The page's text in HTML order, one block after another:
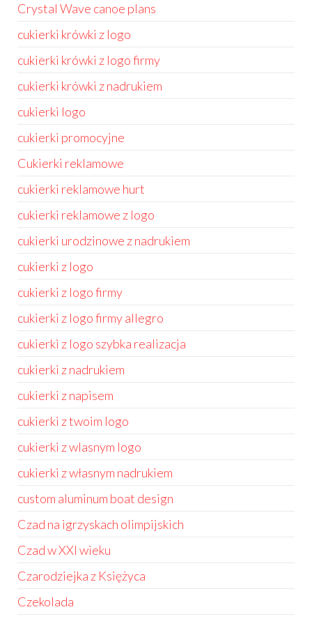
Crystal Wave canoe plans
cukierki krówki z logo
cukierki krówki z logo firmy
cukierki krówki z nadrukiem
cukierki logo
cukierki promocyjne
Cukierki reklamowe
cukierki reklamowe hurt
cukierki reklamowe z logo
cukierki urodzinowe z nadrukiem
cukierki z logo
cukierki z logo firmy
cukierki z logo firmy allegro
cukierki z logo szybka realizacja
cukierki z nadrukiem
cukierki z napisem
cukierki z twoim logo
cukierki z wlasnym logo
cukierki z własnym nadrukiem
custom aluminum boat design
Czad na igrzyskach olimpijskich
Czad w XXI wieku
Czarodziejka z Księżyca
Czekolada